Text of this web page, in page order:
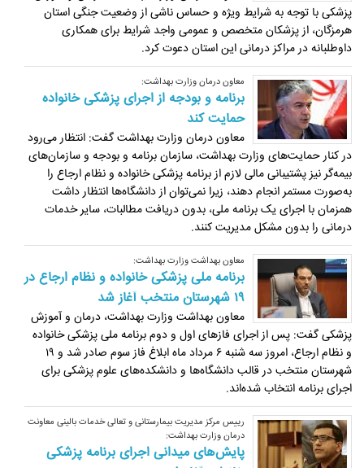
پزشکی با توجه به شرایط ویژه و حساس ناشی از وضعیت جنگی استان
هرمزگان، از پزشکان متخصص و عمومی واجد شرایط برای همکاری
داوطلبانه در مراکز درمانی این استان دعوت کرد.
معاون درمان وزارت بهداشت:
برنامه و بودجه از اجرای پزشکی خانواده
حمایت کند
معاون درمان وزارت بهداشت گفت: انتظار می‌رود
در کنار حمایت‌های وزارت بهداشت، سازمان برنامه و بودجه و سازمان‌های
بیمه‌گر نیز پشتیبانی مالی لازم از برنامه پزشکی خانواده و نظام ارجاع را
به‌صورت مستمر انجام دهند، زیرا نمی‌توان از دانشگاه‌ها انتظار داشت
همزمان با اجرای یک برنامه ملی، بدون دریافت مطالبات، سایر خدمات
درمانی را بدون مشکل مدیریت کنند.
معاون بهداشت وزارت بهداشت:
برنامه ملی پزشکی خانواده و نظام ارجاع در
۱۹ شهرستان منتخب آغاز شد
معاون بهداشت وزارت بهداشت، درمان و آموزش
پزشکی گفت: پس از اجرای فازهای اول و دوم برنامه ملی پزشکی خانواده
و نظام ارجاع، امروز سه شنبه ۶ مرداد ماه ابلاغ فاز سوم صادر شد و ۱۹
شهرستان منتخب در قالب دانشگاه‌ها و دانشکده‌های علوم پزشکی برای
اجرای برنامه انتخاب شده‌اند.
رییس مرکز مدیریت بیمارستانی و تعالی خدمات بالینی معاونت
درمان وزارت بهداشت:
پایش‌های میدانی اجرای برنامه پزشکی